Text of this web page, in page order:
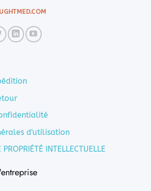
sur
d'utilisation
PROPRIÉTÉ INTELLECTUELLE